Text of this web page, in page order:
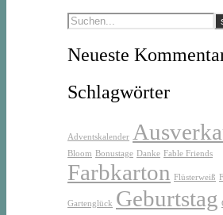
Neueste
Schlagwörter
Adventskalender
Bloom Bonustage Danke Fable Friends
Farbkarton Flüsterweiß
Gartenglück Geburtstag